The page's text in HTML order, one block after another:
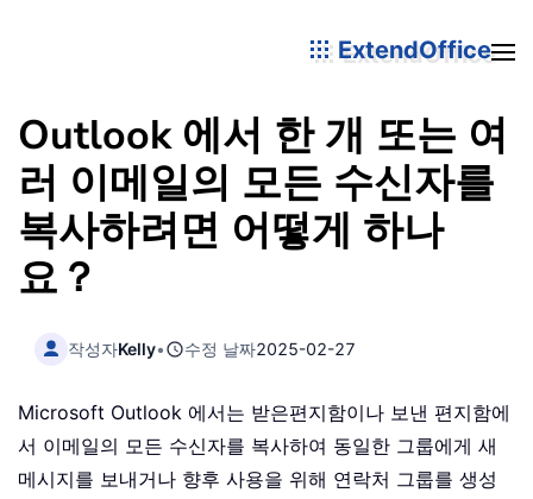
ExtendOffice
Outlook 에서 한 개 또는 여
러 이메일의 모든 수신자를
복사하려면 어떻게 하나
요？
작성자Kelly• 수정 날짜2025-02-27
Microsoft Outlook 에서는 받은편지함이나 보낸 편지함에
서 이메일의 모든 수신자를 복사하여 동일한 그룹에게 새
메시지를 보내거나 향후 사용을 위해 연락처 그룹를 생성